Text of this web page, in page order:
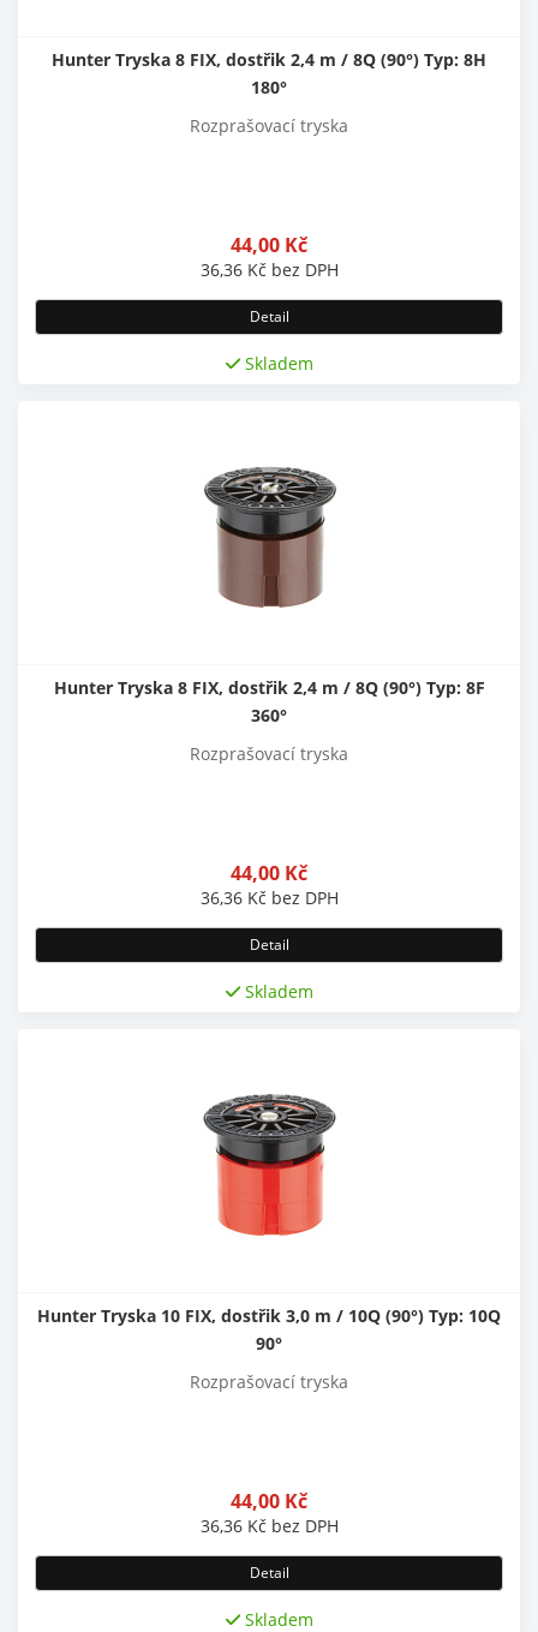
Hunter Tryska 8 FIX, dostřik 2,4 m / 8Q (90°) Typ: 8H
180°
Rozprašovací tryska
44,00 Kč
36,36 Kč bez DPH
Detail
Skladem
Hunter Tryska 8 FIX, dostřik 2,4 m / 8Q (90°) Typ: 8F
360°
Rozprašovací tryska
44,00 Kč
36,36 Kč bez DPH
Detail
Skladem
Hunter Tryska 10 FIX, dostřik 3,0 m / 10Q (90°) Typ: 10Q
90°
Rozprašovací tryska
44,00 Kč
36,36 Kč bez DPH
Detail
Skladem